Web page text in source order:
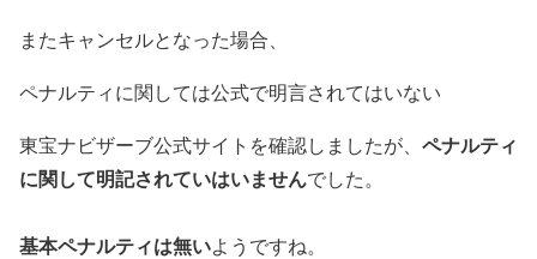
またキャンセルとなった場合、
ペナルティに関しては公式で明言されてはいない
東宝ナビザーブ公式サイトを確認しましたが、 ペナルティ
に関して明記されていはいませんでした。
基本ペナルティは無いようですね。